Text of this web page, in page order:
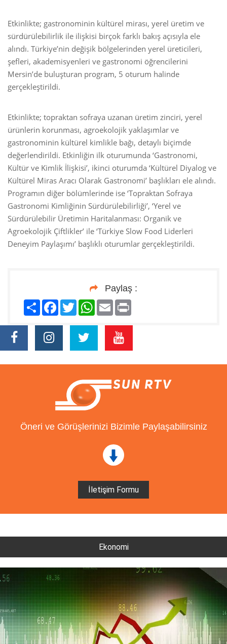
Etkinlikte; gastronominin kültürel mirası, yerel üretim ve
sürdürülebilirlik ile ilişkisi birçok farklı bakış açısıyla ele
alındı. Türkiye’nin değişik bölgelerinden yerel üreticileri,
şefleri, akademisyenleri ve gastronomi öğrencilerini
Mersin’de buluşturan program, 5 oturum halinde
gerçekleştirildi.
Etkinlikte; topraktan sofraya uzanan üretim zinciri, yerel
ürünlerin korunması, agroekolojik yaklaşımlar ve
gastronominin kültürel kimlikle bağı, detaylı biçimde
değerlendirildi. Etkinliğin ilk oturumunda ‘Gastronomi,
Kültür ve Kimlik İlişkisi’, ikinci oturumda ‘Kültürel Diyalog ve
Kültürel Miras Aracı Olarak Gastronomi’ başlıkları ele alındı.
Programın diğer bölümlerinde ise ‘Topraktan Sofraya
Gastronomi Kimliğinin Sürdürülebilirliği’, ‘Yerel ve
Sürdürülebilir Üretimin Haritalanması: Organik ve
Agroekolojik Çiftlikler’ ile ‘Türkiye Slow Food Liderleri
Deneyim Paylaşımı’ başlıklı oturumlar gerçekleştirildi.
Paylaş :
PaylaşFacebook
TwitterWhatsApp
Email
Öneri ve Görüşlerinizi Bizimle Paylaşabilirsiniz
İletişim Formu
Ekonomi